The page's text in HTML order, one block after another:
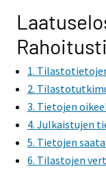
1.
2.
3. Tietojen
4. Julkaistujen
5. Tietojen
6. Tilastojen